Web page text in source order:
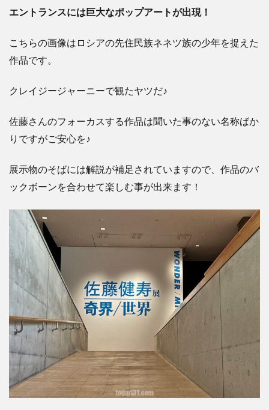
エントランスには巨大なポップアートが出現！
こちらの画像はロシアの先住民族ネネツ族の少年を捉えた
作品です。
クレイジージャーニーで観たヤツだ♪
佐藤さんのフォーカスする作品は聞いた事のない名称ばか
りですがご安心を♪
展示物のそばには解説が補足されていますので、作品のバ
ックボーンを合わせて楽しむ事が出来ます！